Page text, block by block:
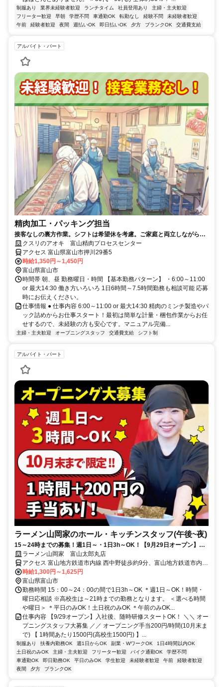
制服あり 業界未経験者歓迎 ランチタイム 社員登用あり
主婦・主夫歓迎
フリーター歓迎
早朝 学歴不問 車通勤OK 転勤なし 経験不問
未経験者歓迎
午前
経験者歓迎 夜間 週払いOK 即日払いOK 夕方 ブランクOK 交通費支給
アルバイト・パート
精肉加工・パッキング担当
接客なしの裏方作業。シフトは希望休を考慮。ご家庭と両立しながら長
期安定して働ける環境です
クスリのアオキ 富山精肉プロセスセンター
アクセス 富山県富山市押川29番5
時給1,350円～1,450円
富山県富山市
時間帯 朝、昼 勤務曜日・時間 【基本勤務パターン】 ・6:00～11:00
or 最大14:30 働き方いろいろ 1日6時間～7.5時間勤務も相談可能 応募
時にお伝えください。
仕事情報 ● 仕事内容 6:00～11:00 or 最大14:30 精肉のミンチ製造やパ
ック詰めからお仕事スタート！最初は簡単な計量・梱包作業からお任
せするので、未経験の方も安心です。マニュアル完備...
主婦・主夫歓迎 オープニングスタッフ 交通費支給 シフト制
アルバイト・パート
ラーメン山岡家のホール・キッチンスタッフ(午後~夜)
15～24時までの募集！週1日～・1日3h～OK！【9月29日オープン】
【10月末まで時給1300円＋1時間手当200円】オープニングスタッフ募
集！Wワーカー・学生大歓迎！
ラーメン山岡家 富山太郎丸店
アクセス 富山地方鉄道市内線 西中野徒歩約9分、富山地方鉄道市内線
小泉町（富山県）徒歩約9分、富山地方鉄道市内線 広貫堂前徒歩約12
分
時給1,300円～1,625円
富山県富山市
勤務時間 15：00～24：00の間で1日3h～OK ＊週1日～OK！時間・
曜日応相談 ※高校生は～21時までの勤務となります。 ＜選べる時間
や曜日＞ ＊平日のみOK！土日祝のみOK ＊午前のみOK...
仕事内容 【9/29オープン】入社後、随時研修スタートOK！ ＼＼ オー
プニングスタッフ大募集 ／／ オープニング手当200円/時間(10月末ま
で) 【 1時間あたり1500円(高校生1500円) 】...
制服あり 扶養内勤務OK 週1日からOK 副業・WワークOK
1日4時間以内OK
土日祝のみOK
主婦・主夫歓迎 フリーター歓迎 バイク通勤OK
学歴不問
車通勤OK
即日勤務OK 平日のみOK 学生歓迎 未経験者歓迎 午前
経験者歓迎
夜間
夕方 ブランクOK